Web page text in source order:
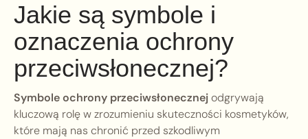
Jakie są symbole i
oznaczenia ochrony
przeciwsłonecznej?
Symbole ochrony przeciwsłonecznejodgrywają
kluczową rolę w zrozumieniu skuteczności kosmetyków,
które mają nas chronić przed szkodliwym